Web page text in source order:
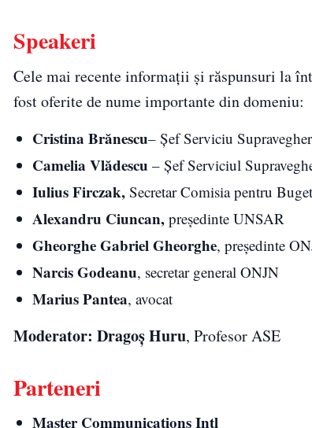
Speakeri
Cele mai recente informații și răspunsuri la
fost oferite de nume importante din domeniu:
Cristina Brănescu– Șef Serviciu
Camelia Vlădescu – Șef Serviciul
Iulius Firczak, Secretar Comisia pentru
Alexandru Ciuncan, președinte UNSAR
Gheorghe Gabriel Gheorghe, președinte
Narcis Godeanu, secretar general ONJN
Marius Pantea, avocat
Moderator: Dragoș Huru, Profesor ASE
Parteneri
Master Communications Intl